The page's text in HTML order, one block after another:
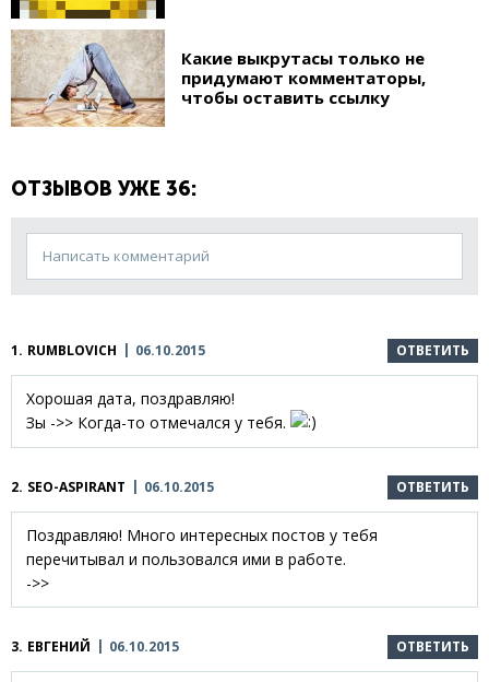
Какие выкрутасы только не
придумают комментаторы,
чтобы оставить ссылку
ОТЗЫВОВ УЖЕ 36:
Написать комментарий
1. RUMBLOVICH 06.10.2015 ОТВЕТИТЬ
Хорошая дата, поздравляю!
Зы ->> Когда-то отмечался у тебя.
2. SEO-ASPIRANT 06.10.2015 ОТВЕТИТЬ
Поздравляю! Много интересных постов у тебя
перечитывал и пользовался ими в работе.
->>
3. ЕВГЕНИЙ 06.10.2015 ОТВЕТИТЬ